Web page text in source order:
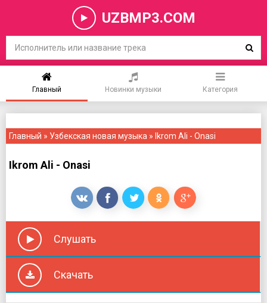
UZBMP3.COM
Главный Новинки музыки Категория
Главный » Узбекская новая музыка » Ikrom Ali - Onasi
Ikrom Ali - Onasi
Слушать
Скачать